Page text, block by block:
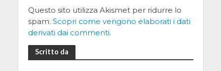
Questo sito utilizza Akismet per ridurre lo
spam. Scopri come vengono elaborati i dati
derivati dai commenti.
Scritto da